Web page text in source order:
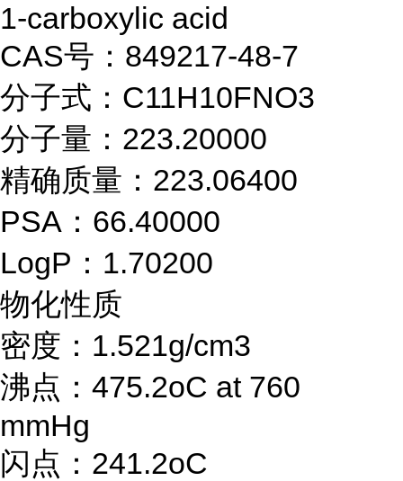
1-carboxylic acid
CAS号：849217-48-7
分子式：C11H10FNO3
分子量：223.20000
精确质量：223.06400
PSA：66.40000
LogP：1.70200
物化性质
密度：1.521g/cm3
沸点：475.2oC at 760
mmHg
闪点：241.2oC